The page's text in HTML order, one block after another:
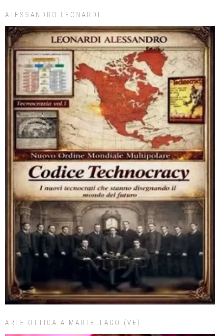
ALESSANDRO LEONARDI
ARTE OTTICA A MARTELLAGO (VE)